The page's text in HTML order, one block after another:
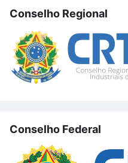
Conselho Regional
Conselho Federal